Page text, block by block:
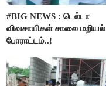
#BIG NEWS : டெல்டா
விவசாயிகள் சாலை மறியல்
போராட்டம்..!